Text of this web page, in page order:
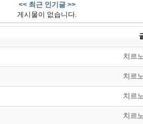
<< 최근 인기글 >>
게시물이 없습니다.
치르
치르
치르
치르